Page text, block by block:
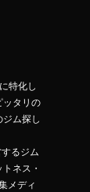
特化し
ッタリの
ム探し
るジム
ネス・
メディ